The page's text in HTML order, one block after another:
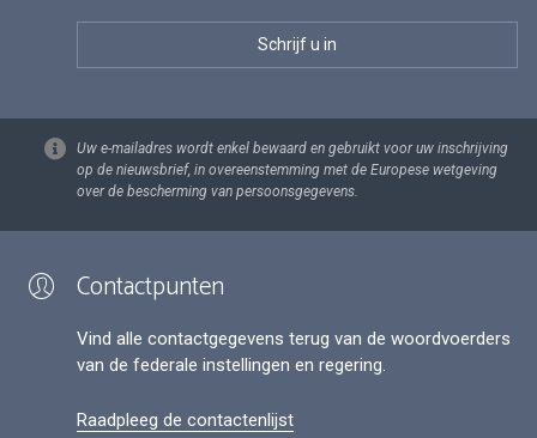
Uw e-mailadres wordt enkel bewaard en gebruikt voor uw inschrijving
op de nieuwsbrief, in overeenstemming met de Europese wetgeving
over de bescherming van persoonsgegevens.
Contactpunten
Vind alle contactgegevens terug van de woordvoerders
van de federale instellingen en regering.
Raadpleeg de contactenlijst